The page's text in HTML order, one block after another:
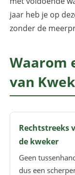
jaar heb je op
zonder de
Waarom
van
Rechtstreeks
de kweker
Geen
dus een